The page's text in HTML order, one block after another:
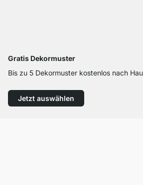
Gratis Dekormuster
Bis zu 5 Dekormuster kostenlos nach
Jetzt auswählen